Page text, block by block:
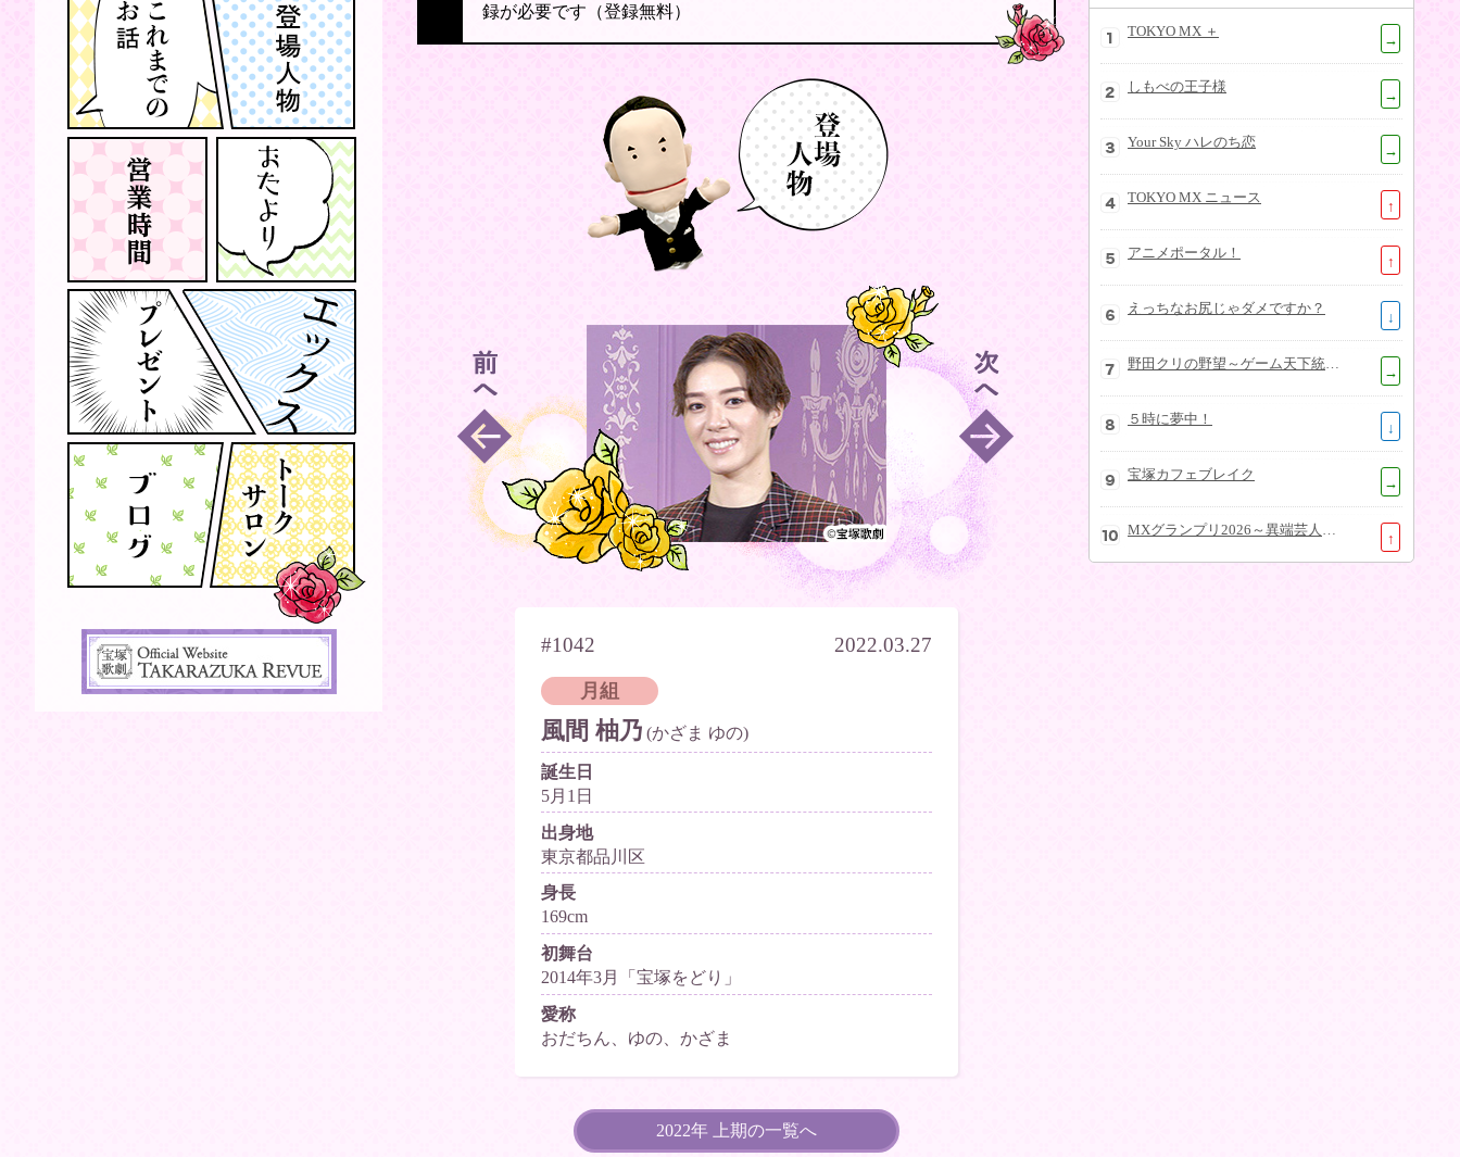
録が必要です（登録無料）
#1042 2022.03.27
月組
風間 柚乃 (かざま ゆの)
誕生日
5月1日
出身地
東京都品川区
身長
169cm
初舞台
2014年3月「宝塚をどり」
愛称
おだちん、ゆの、かざま
2022年 上期の一覧へ
TOKYO MX ＋
→
しもべの王子様
→
Your Sky ハレのち恋
→
TOKYO MX ニュース
↑
アニメポータル！
↑
えっちなお尻じゃダメですか？
↓
→
５時に夢中！
↓
宝塚カフェブレイク
→
↑